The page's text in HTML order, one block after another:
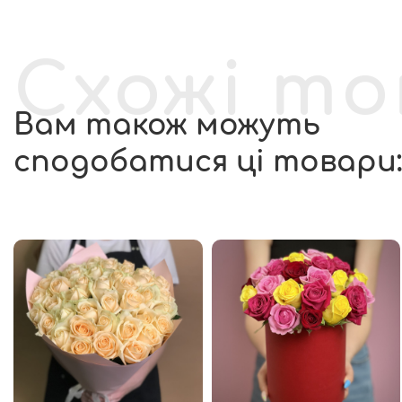
Схожі
Вам також можуть
сподобатися ці товари: